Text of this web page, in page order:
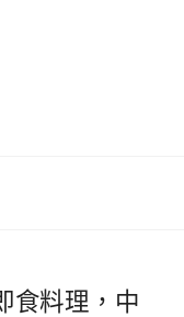
食料理，中